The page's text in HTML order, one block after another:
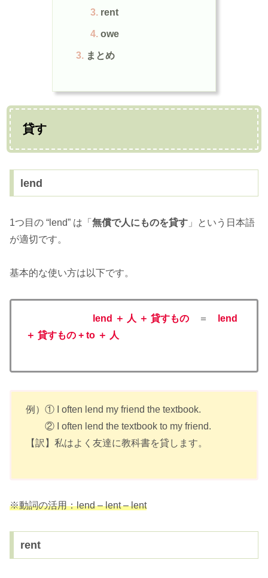
rent
owe
まとめ
貸す
lend
1つ目の “lend” は「 無償で人にものを貸す 」という日本語
が適切です。
基本的な使い方は以下です。
lend ＋ 人 ＋ 貸すもの ＝
lend
＋ 貸すもの + to ＋ 人
例）① I often lend my friend the textbook.
② I often lend the textbook to my friend.
【訳】私はよく友達に教科書を貸します。
※動詞の活用：lend – lent – lent
rent